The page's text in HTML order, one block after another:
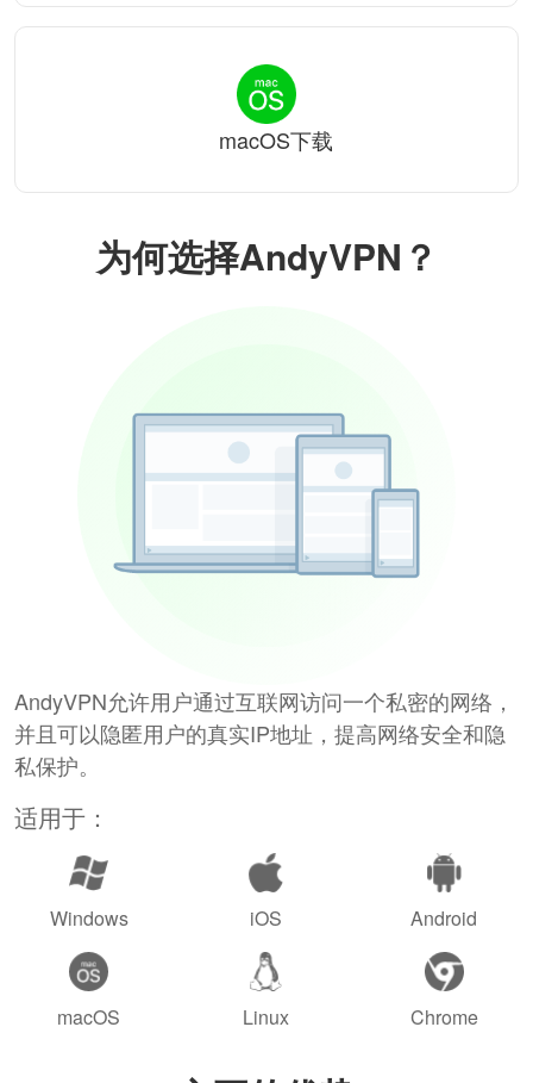
为何选择AndyVPN？
AndyVPN允许用户通过互联网访问一个私密的网络，
并且可以隐匿用户的真实IP地址，提高网络安全和隐
私保护。
适用于：
Windows iOS Android
macOS Linux Chrome
macOS下载